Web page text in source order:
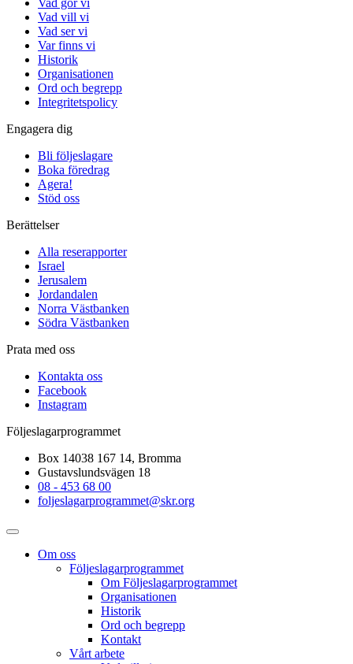
Vad vill vi
Vad ser vi
Var finns vi
Historik
Organisationen
Ord och begrepp
Integritetspolicy
Engagera dig
Bli följeslagare
Boka föredrag
Agera!
Stöd oss
Berättelser
Alla reserapporter
Israel
Jerusalem
Jordandalen
Norra Västbanken
Södra Västbanken
Prata med oss
Kontakta oss
Facebook
Instagram
Följeslagarprogrammet
Box 14038 167 14, Bromma
Gustavslundsvägen 18
08 - 453 68 00
foljeslagarprogrammet@skr.org
Om oss
Följeslagarprogrammet
Om Följeslagarprogrammet
Organisationen
Historik
Ord och begrepp
Kontakt
Vårt arbete